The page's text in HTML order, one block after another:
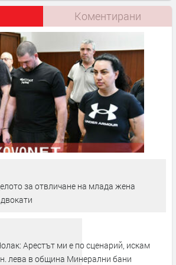
Коментирани
за отвличане на млада жена
Арестът ми е по сценарий, искам
лева в община Минерални бани